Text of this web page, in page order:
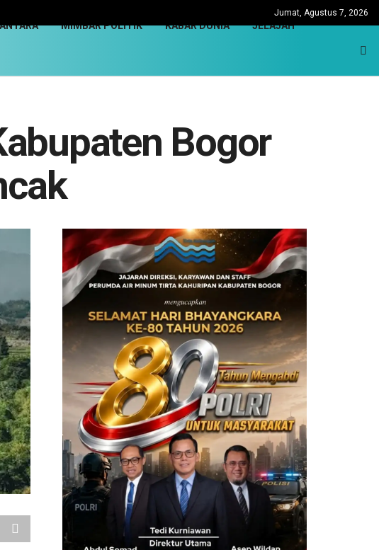
Jumat, Agustus 7, 2026
MIMBAR POLITIK KABAR DUNIA JELAJAH
Bogor